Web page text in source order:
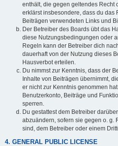
enthält, die gegen geltendes Recht
erklärst insbesondere, dass du das
Beiträgen verwendeten Links und
Der Betreiber des Boards übt das
diese Nutzungsbedingungen oder
Regeln kann der Betreiber dich
dauerhaft von der Nutzung dieses
Hausverbot erteilen.
Du nimmst zur Kenntnis, dass der
Inhalte von Beiträgen übernimmt,
er nicht zur Kenntnis genommen
Benutzerkonto, Beiträge und
sperren.
Du gestattest dem Betreiber
abzuändern, sofern sie gegen o. g.
sind, dem Betreiber oder einem
4. GENERAL PUBLIC LICENSE